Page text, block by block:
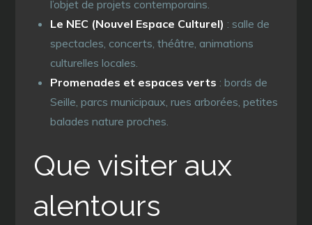
l’objet de projets contemporains.
Le NEC (Nouvel Espace Culturel) : salle de
spectacles, concerts, théâtre, animations
culturelles locales.
Promenades et espaces verts : bords de
Seille, parcs municipaux, rues arborées, petites
balades nature proches.
Que visiter aux
alentours